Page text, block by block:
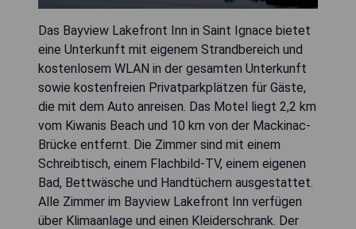
Das Bayview Lakefront Inn in Saint Ignace bietet
eine Unterkunft mit eigenem Strandbereich und
kostenlosem WLAN in der gesamten Unterkunft
sowie kostenfreien Privatparkplätzen für Gäste,
die mit dem Auto anreisen. Das Motel liegt 2,2 km
vom Kiwanis Beach und 10 km von der Mackinac-
Brücke entfernt. Die Zimmer sind mit einem
Schreibtisch, einem Flachbild-TV, einem eigenen
Bad, Bettwäsche und Handtüchern ausgestattet.
Alle Zimmer im Bayview Lakefront Inn verfügen
über Klimaanlage und einen Kleiderschrank. Der